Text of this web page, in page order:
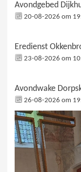
Avondgebed
20-08-2026 om
Eredienst
23-08-2026 om
Avondwake
26-08-2026 om